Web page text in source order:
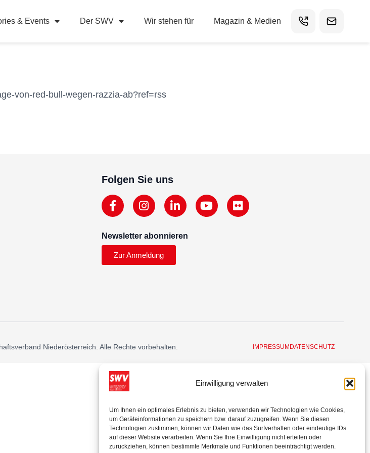
Einwilligung verwalten
Um Ihnen ein optimales Erlebnis zu bieten, verwenden wir Technologien wie Cookies,
um Geräteinformationen zu speichern bzw. darauf zuzugreifen. Wenn Sie diesen
Technologien zustimmen, können wir Daten wie das Surfverhalten oder eindeutige IDs
auf dieser Website verarbeiten. Wenn Sie Ihre Einwilligung nicht erteilen oder
zurückziehen, können bestimmte Merkmale und Funktionen beeinträchtigt werden.
& Events Der SWV Wir stehen für Magazin & Medien
von-red-bull-wegen-razzia-ab?ref=rss
Folgen Sie uns
Newsletter abonnieren
Zur Anmeldung
Niederösterreich. Alle Rechte vorbehalten. IMPRESSUMDATENSCHUTZ